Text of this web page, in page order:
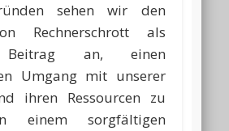
sehen wir den
Rechnerschrott als
Beitrag an, einen
Umgang mit unserer
ihren Ressourcen zu
einem sorgfältigen